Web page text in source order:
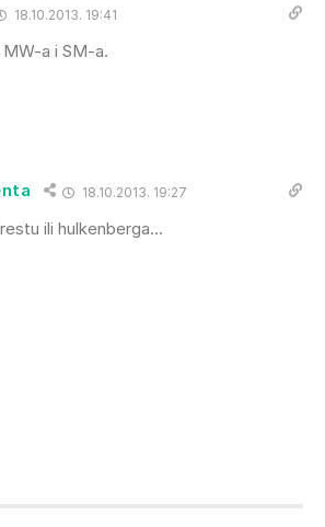
18.10.2013. 19:41
a i SM-a.
18.10.2013. 19:27
ili hulkenberga…